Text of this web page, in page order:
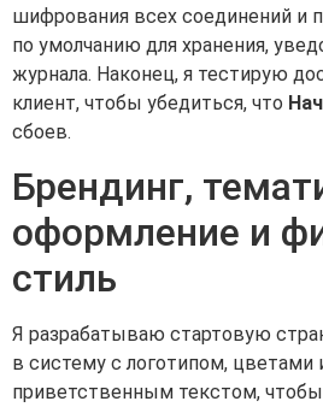
шифрования всех соединений и
по умолчанию для хранения,
журнала. Наконец, я тестирую
клиент, чтобы убедиться, что
сбоев.
Брендинг,
оформление и
стиль
Я разрабатываю стартовую
в систему с логотипом, цветами
приветственным текстом, чтобы